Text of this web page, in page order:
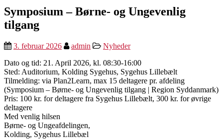
Symposium – Børne- og Ungevenlig
tilgang
3. februar 2026 admin
Nyheder
Dato og tid: 21. April 2026, kl. 08:30-16:00
Sted: Auditorium, Kolding Sygehus, Sygehus Lillebælt
Tilmelding: via Plan2Learn, max 15 deltagere pr. afdeling
(Symposium – Børne- og Ungevenlig tilgang | Region Syddanmark)
Pris: 100 kr. for deltagere fra Sygehus Lillebælt, 300 kr. for øvrige
deltagere
Med venlig hilsen
Børne- og Ungeafdelingen,
Kolding, Sygehus Lillebæl